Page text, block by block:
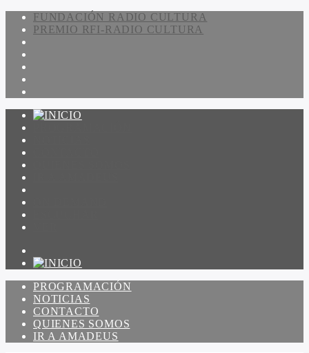
FUNDACIÓN RADIO CULTURA
PREMIO RFI-RADIO CULTURA
PROGRAMACIÓN
NOTICIAS
CONTACTO
QUIENES SOMOS
IR A AMADEUS